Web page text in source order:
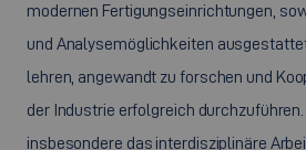
modernen Fertigungseinrichtungen,
und Analysemöglichkeiten
lehren, angewandt zu forschen und
der Industrie erfolgreich
insbesondere das interdisziplinäre